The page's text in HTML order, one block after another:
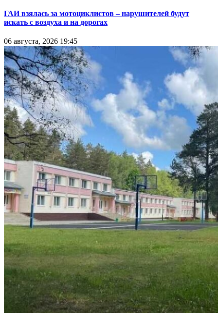
ГАИ взялась за мотоциклистов – нарушителей будут
искать с воздуха и на дорогах
06 августа, 2026 19:45